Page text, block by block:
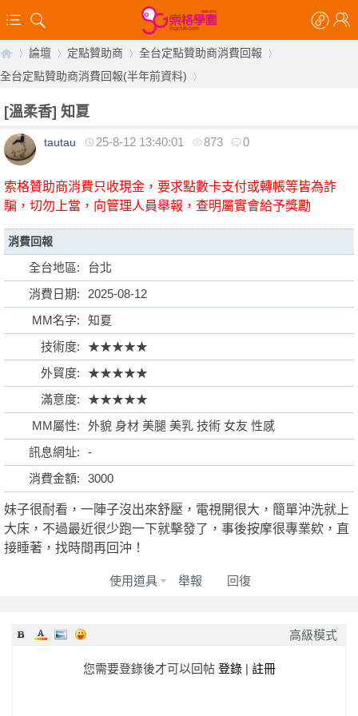
【
索
格
»
論壇
›
定點贊助商 全台定點贊助商消費回報
全台定點贊助商消費回報(半年前資料)
[溫柔香] 知夏
tautau 25-8-12 13:40:01 873 0
索格贊助商消費只收現金，要求點數卡支付或轉帳等皆為詐
騙，切勿上當，向管理人員舉報，查明屬實會給予獎勵
消費回報
全台地區:
台北
消費日期:
2025-08-12
MM名字:
知夏
技術度:
★★★★★
外貿度:
★★★★★
滿意度:
★★★★★
MM屬性:
外貌 身材 美腿 美乳 技術 女友 性感
訊息網址:
-
消費金額:
3000
妹子很耐看，一陣子沒出來舒壓，電視開很大，簡單沖洗就上
大床，不過最近很少跑一下就擊發了，事後按摩很專業欸，直
接睡著，找時間再回沖！
回復
使用道具 舉報
高級模式
您需要登錄後才可以回帖 登錄| 註冊